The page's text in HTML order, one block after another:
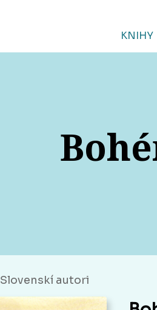
KNIHY
Slovenskí autori